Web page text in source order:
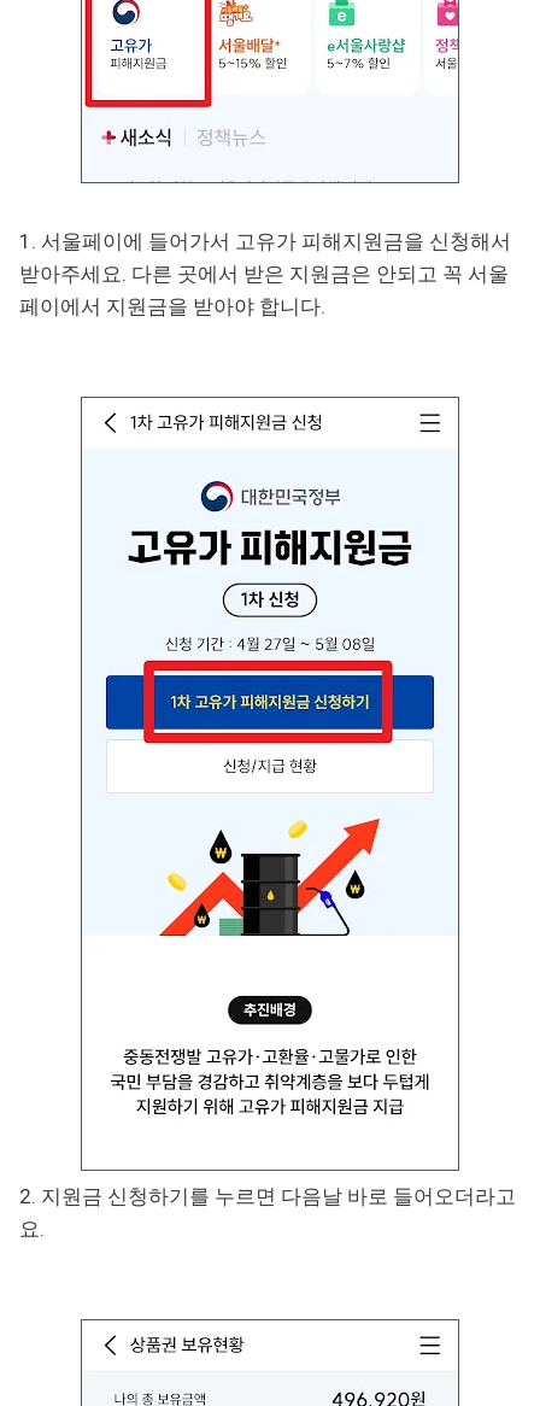
1. 서울페이에 들어가서 고유가 피해지원금을 신청해서
받아주세요. 다른 곳에서 받은 지원금은 안되고 꼭 서울
페이에서 지원금을 받아야 합니다.
2. 지원금 신청하기를 누르면 다음날 바로 들어오더라고
요.